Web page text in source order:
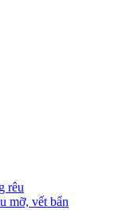
rêu
mỡ, vết bẩn